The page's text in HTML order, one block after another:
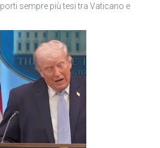
sempre più tesi tra Vaticano e